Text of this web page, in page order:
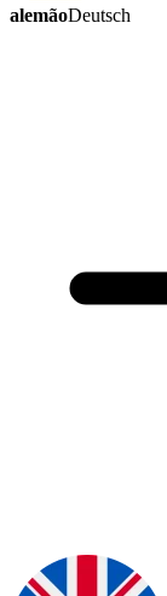
alemãoDeutsch